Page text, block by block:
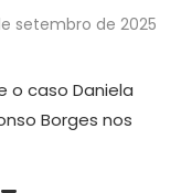
setembro de 2025
o caso Daniela
Borges nos